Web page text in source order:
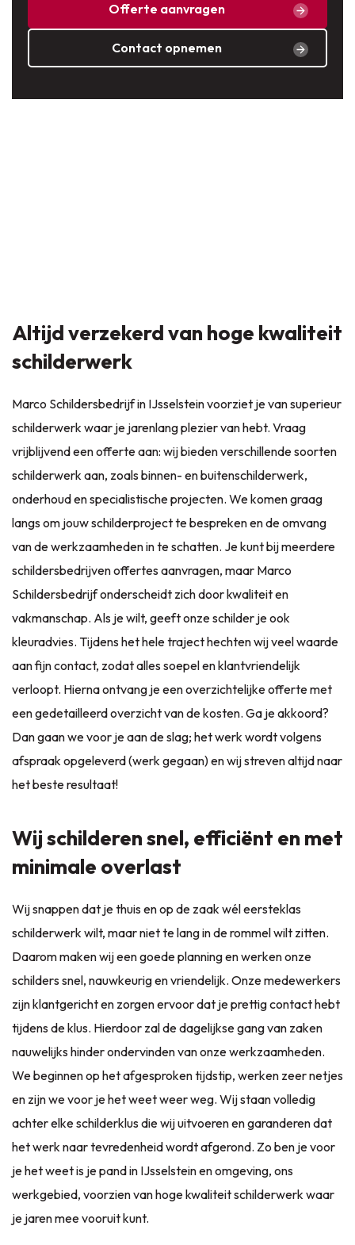
Offerte aanvragen
Contact opnemen
Altijd verzekerd van hoge kwaliteit
schilderwerk
Marco Schildersbedrijf in IJsselstein voorziet je van superieur
schilderwerk waar je jarenlang plezier van hebt. Vraag
vrijblijvend een offerte aan: wij bieden verschillende soorten
schilderwerk aan, zoals binnen- en buitenschilderwerk,
onderhoud en specialistische projecten. We komen graag
langs om jouw schilderproject te bespreken en de omvang
van de werkzaamheden in te schatten. Je kunt bij meerdere
schildersbedrijven offertes aanvragen, maar Marco
Schildersbedrijf onderscheidt zich door kwaliteit en
vakmanschap. Als je wilt, geeft onze schilder je ook
kleuradvies. Tijdens het hele traject hechten wij veel waarde
aan fijn contact, zodat alles soepel en klantvriendelijk
verloopt. Hierna ontvang je een overzichtelijke offerte met
een gedetailleerd overzicht van de kosten. Ga je akkoord?
Dan gaan we voor je aan de slag; het werk wordt volgens
afspraak opgeleverd (werk gegaan) en wij streven altijd naar
het beste resultaat!
Wij schilderen snel, efficiënt en met
minimale overlast
Wij snappen dat je thuis en op de zaak wél eersteklas
schilderwerk wilt, maar niet te lang in de rommel wilt zitten.
Daarom maken wij een goede planning en werken onze
schilders snel, nauwkeurig en vriendelijk. Onze medewerkers
zijn klantgericht en zorgen ervoor dat je prettig contact hebt
tijdens de klus. Hierdoor zal de dagelijkse gang van zaken
nauwelijks hinder ondervinden van onze werkzaamheden.
We beginnen op het afgesproken tijdstip, werken zeer netjes
en zijn we voor je het weet weer weg. Wij staan volledig
achter elke schilderklus die wij uitvoeren en garanderen dat
het werk naar tevredenheid wordt afgerond. Zo ben je voor
je het weet is je pand in IJsselstein en omgeving, ons
werkgebied, voorzien van hoge kwaliteit schilderwerk waar
je jaren mee vooruit kunt.